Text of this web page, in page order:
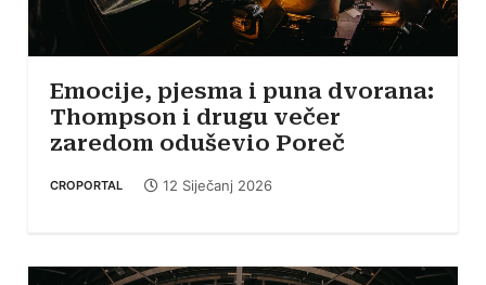
Emocije, pjesma i puna dvorana:
Thompson i drugu večer
zaredom oduševio Poreč
CROPORTAL 12 Siječanj 2026